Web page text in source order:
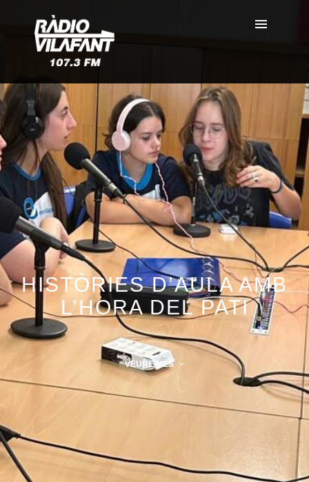
HISTÒRIES D’AULA AMB
L’HORA DEL PATI
VEURE MÉS